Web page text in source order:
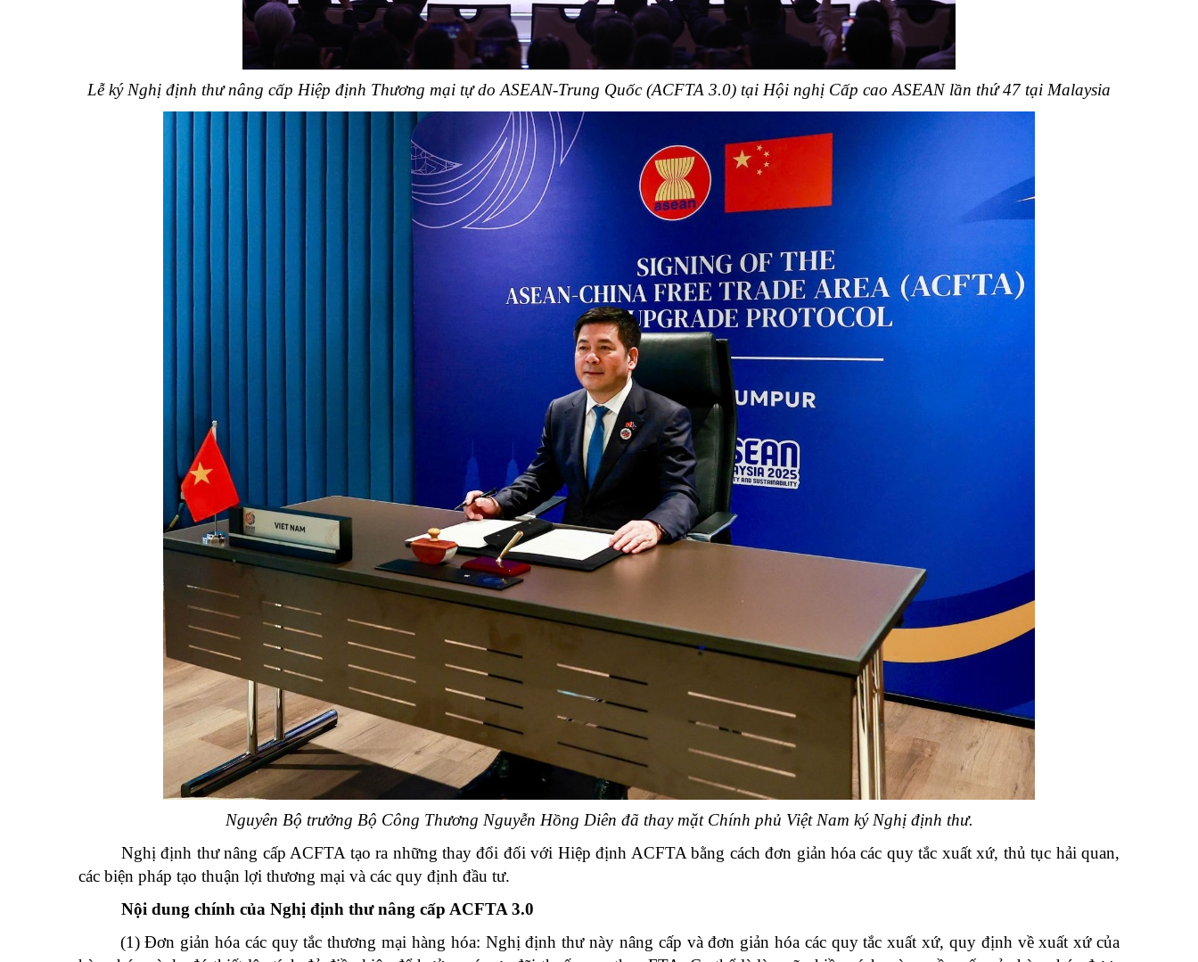
Lễ ký Nghị định thư nâng cấp Hiệp định Thương mại tự do ASEAN-Trung Quốc (ACFTA 3.0) tại Hội nghị Cấp cao ASEAN lần thứ 47 tại Malaysia
Nguyên Bộ trưởng Bộ Công Thương Nguyễn Hồng Diên đã thay mặt Chính phủ Việt Nam ký Nghị định thư.
Nghị định thư nâng cấp ACFTA tạo ra những thay đổi đối với Hiệp định ACFTA bằng cách đơn giản hóa các quy tắc xuất xứ, thủ tục hải quan,
các biện pháp tạo thuận lợi thương mại và các quy định đầu tư.
Nội dung chính của Nghị định thư nâng cấp ACFTA 3.0
(1) Đơn giản hóa các quy tắc thương mại hàng hóa: Nghị định thư này nâng cấp và đơn giản hóa các quy tắc xuất xứ, quy định về xuất xứ của